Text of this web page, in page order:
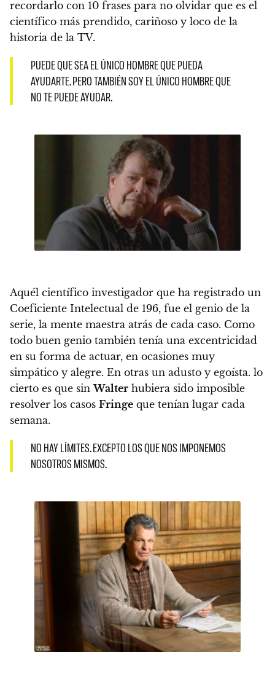
recordarlo con 10 frases para no olvidar que es el
científico más prendido, cariñoso y loco de la
historia de la TV.
PUEDE QUE SEA EL ÚNICO HOMBRE QUE PUEDA
AYUDARTE. PERO TAMBIÉN SOY EL ÚNICO HOMBRE QUE
NO TE PUEDE AYUDAR.
Aquél científico investigador que ha registrado un
Coeficiente Intelectual de 196, fue el genio de la
serie, la mente maestra atrás de cada caso. Como
todo buen genio también tenía una excentricidad
en su forma de actuar, en ocasiones muy
simpático y alegre. En otras un adusto y egoísta. lo
cierto es que sinWalter hubiera sido imposible
resolver los casos Fringe que tenían lugar cada
semana.
NO HAY LÍMITES. EXCEPTO LOS QUE NOS IMPONEMOS
NOSOTROS MISMOS.